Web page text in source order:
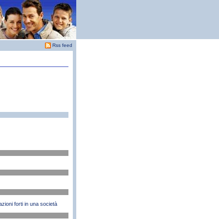
Rss feed
forti in una società